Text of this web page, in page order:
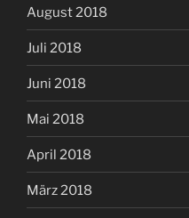
August 2018
Juli 2018
Juni 2018
Mai 2018
April 2018
März 2018